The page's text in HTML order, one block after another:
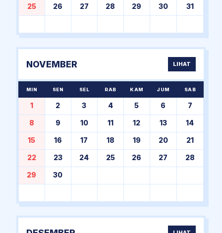
25 26 27 28 29 30 31
NOVEMBER LIHAT
MIN SEN SEL RAB KAM JUM SAB
1 2 3 4 5 6 7
8 9 10 11 12 13 14
15 16 17 18 19 20 21
22 23 24 25 26 27 28
29 30